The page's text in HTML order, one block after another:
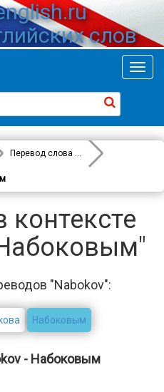
слов
Перевод слова
Nabokov
"Nabokov":
Набоковым
- Набоковым